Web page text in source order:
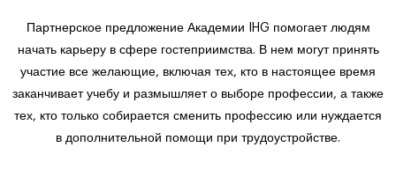
Партнерское предложение Академии IHG помогает людям
начать карьеру в сфере гостеприимства. В нем могут принять
участие все желающие, включая тех, кто в настоящее время
заканчивает учебу и размышляет о выборе профессии, а также
тех, кто только собирается сменить профессию или нуждается
в дополнительной помощи при трудоустройстве.